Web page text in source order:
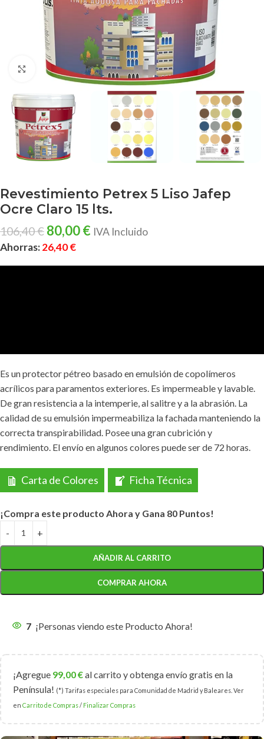
Clic para ampliar
Revestimiento Petrex 5 Liso Jafep
Ocre Claro 15 lts.
106,40€ 80,00€ IVA Incluido
Ahorras:26,40€
Es un protector pétreo basado en emulsión de copolímeros
acrílicos para paramentos exteriores. Es impermeable y lavable.
De gran resistencia a la intemperie, al salitre y a la abrasión. La
calidad de su emulsión impermeabiliza la fachada manteniendo la
correcta transpirabilidad. Posee una gran cubrición y
rendimiento. El envío en algunos colores puede ser de 72 horas.
Carta de Colores Ficha Técnica
¡Compra este producto Ahora y Gana 80 Puntos!
AÑADIR AL CARRITO
COMPRAR AHORA
7 ¡Personas viendo este Producto Ahora!
¡Agregue 99,00€al carrito y obtenga envío gratis en la
Península! (*) Tarifas especiales para Comunidad de Madrid y Baleares. Ver
en Carrito de Compras/ Finalizar Compras